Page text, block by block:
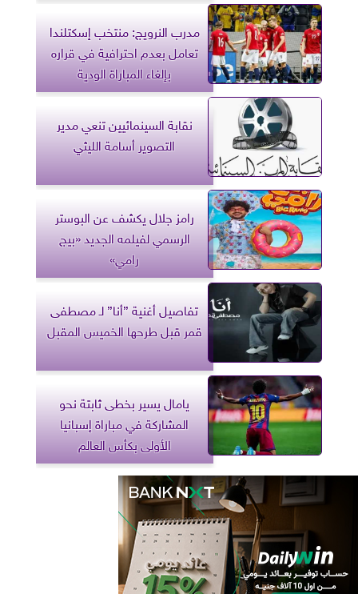
مدرب النرويج: منتخب إسكتلندا
تعامل بعدم احترافية في قراره
بإلغاء المباراة الودية
نقابة السينمائيين تنعي مدير
التصوير أسامة الليثي
رامز جلال يكشف عن البوستر
الرسمي لفيلمه الجديد «بيج
رامي»
تفاصيل أغنية ”أنا” لـ مصطفى
قمر قبل طرحها الخميس المقبل
يامال يسير بخطى ثابتة نحو
المشاركة في مباراة إسبانيا
الأولى بكأس العالم